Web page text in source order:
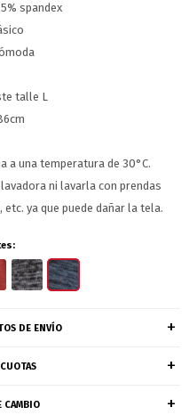
spandex
talle L
a una temperatura de 30°C.
ni lavarla con prendas
ya que puede dañar la tela.
DE ENVÍO
CAMBIO